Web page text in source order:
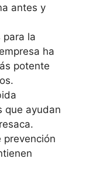
antes y
para la
ha
potente
que ayudan
prevención